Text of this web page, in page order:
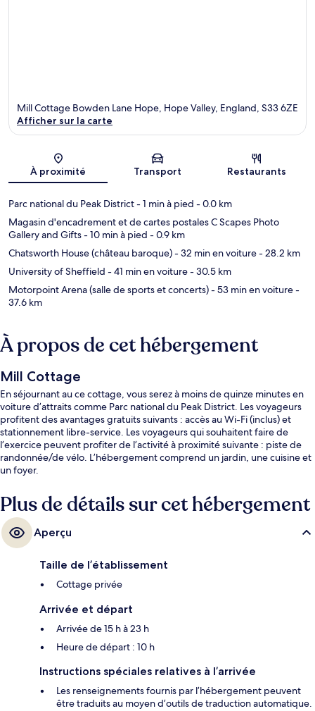
Carte
Mill Cottage Bowden Lane Hope, Hope Valley, England, S33 6ZE
Afficher sur la carte
À proximité Transport Restaurants
Parc national du Peak District- 1 min à pied - 0.0 km
Magasin d'encadrement et de cartes postales C Scapes Photo
Gallery and Gifts- 10 min à pied - 0.9 km
Chatsworth House (château baroque)- 32 min en voiture- 28.2 km
University of Sheffield - 41 min en voiture- 30.5 km
Motorpoint Arena (salle de sports et concerts)- 53 min en voiture-
37.6 km
À propos de cet hébergement
Mill Cottage
En séjournant au ce cottage, vous serez à moins de quinze minutes en
voiture d’attraits comme Parc national du Peak District. Les voyageurs
profitent des avantages gratuits suivants : accès au Wi-Fi (inclus) et
stationnement libre-service. Les voyageurs qui souhaitent faire de
l’exercice peuvent profiter de l’activité à proximité suivante : piste de
randonnée/de vélo. L’hébergement comprend un jardin, une cuisine et
un foyer.
Plus de détails sur cet hébergement
Aperçu
Taille de l’établissement
Cottage privée
Arrivée et départ
Arrivée de 15 h à 23 h
Heure de départ : 10 h
Instructions spéciales relatives à l’arrivée
Les renseignements fournis par l’hébergement peuvent
être traduits au moyen d’outils de traduction automatique.